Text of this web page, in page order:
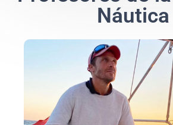
Náutica